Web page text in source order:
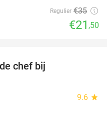
Regulier €35
€21 ,50
chef bij
9.6 star